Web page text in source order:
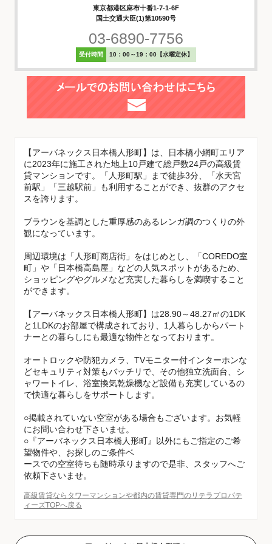
東京都港区麻布十番1-7-1-6F
国土交通大臣(1)第10590号
03-6890-7756
受付時間 10：00～19：00【水曜定休】
【アーバネックス日本橋人形町】は、日本橋小網町エリア
に2023年に施工された地上10戸建て総戸数24戸の高級賃
貸マンションです。「人形町駅」まで徒歩3分、「水天宮
前駅」「三越駅前」も利用することができ、抜群のアクセ
スを誇ります。
ブラウンを基調とした重厚感のあるレンガ調のつくりの外
観になっています。
周辺環境は「人形町商店街」をはじめとし、「COREDO室
町」や「日本橋高島屋」などの人気スポットがあるため、
ショッピングやグルメなど充実した暮らしを満喫すること
ができます。
【アーバネックス日本橋人形町】は28.90～48.27㎡の1DK
と1LDKのお部屋で構成されており、1人暮らしからパート
ナーとの暮らしにも最適な物件となっております。
オートロックや防犯カメラ、TVモニター付インターホンな
どセキュリティ対策もバッチリで、その他独立洗面台、シ
ャワートイレ、浴室換気乾燥機など設備も充実しているの
で快適な暮らしをサポートします。
○掲載されていない空室がある場合もございます。お気軽
にお問い合わせ下さいませ。
○『アーバネックス日本橋人形町』以外にもご指定のご希
望物件や、お探しのご条件ベ
ースでの空室待ちも随時承りますので是非、スタッフへご
依頼下さいませ。
高級賃貸ならタワーマンションや都内の賃貸専門のリテラプロパテ
ィーズTOPへ戻る